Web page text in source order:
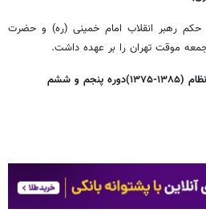
۱۳۶۰ تا کنون به حکم رهبر انقلاب امام خمینی (ره) و حضرت
موقت تهران را بر عهده داشت.
و ششم